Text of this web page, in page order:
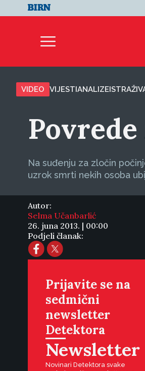
VIDEO VIJESTIANALIZE
Na suđenju za zločin
uzrok smrti nekih osoba
Autor:
Selma Učanbarlić
26. juna 2013. | 00:00
Podjeli članak:
Prijavite se na
sedmični
newsletter
Detektora
Newsletter
Novinari Detektora svake